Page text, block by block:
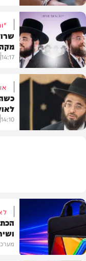
משפט
סינגלים
14:17
14:10